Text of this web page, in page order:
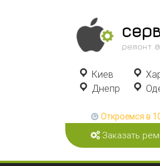
ремонт
Киев
Днепр
Откроемся в
Заказать